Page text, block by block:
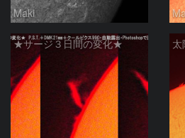
Maki
★サージ３日間の変化★ 太